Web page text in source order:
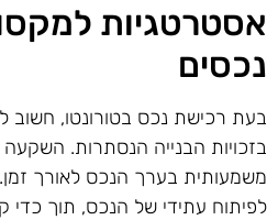
רכישת נכס בטורונטו, חשוב
הבנייה הנסתרות. השקעה
בערך הנכס לאורך
עתידי של הנכס, תוך כדי